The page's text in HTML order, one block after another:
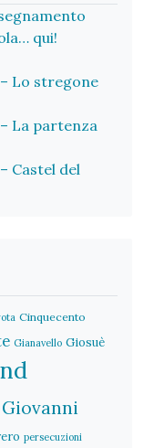
qui!
Lo stregone
La partenza
Castel del
Cinquecento
Gianavello Giosuè
persecuzioni